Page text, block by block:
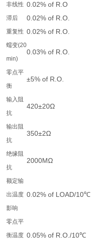
非线性 0.02% of R.O
滞后 0.02% of R.O.
重复性 0.02% of R.O.
蠕变(20
min)
0.03% of R.O.
零点平
衡
±5% of R.O.
输入阻
抗
420±20Ω
输出阻
抗
350±2Ω
绝缘阻
抗
2000MΩ
额定输
出温度
影响
0.02% of LOAD/10℃
零点平
衡温度 0.05% of R.O./10℃